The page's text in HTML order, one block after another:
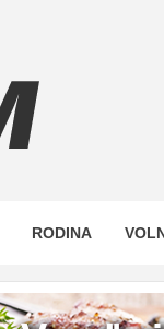
RODINA